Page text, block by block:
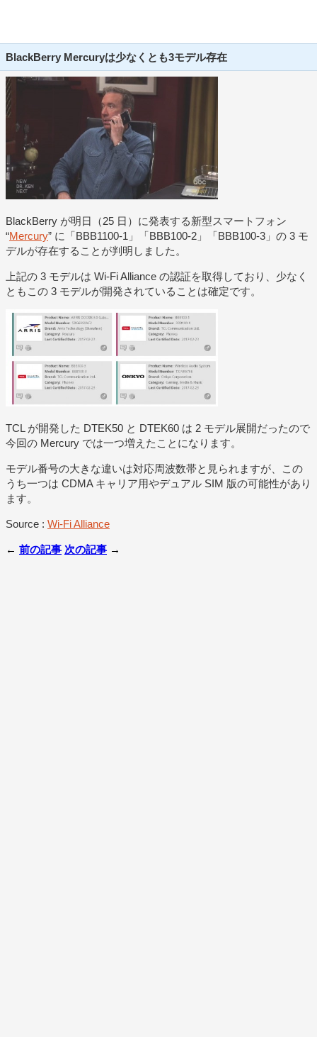
BlackBerry Mercuryは少なくとも3モデル存在
BlackBerry が明日（25 日）に発表する新型スマートフォン
“Mercury” に「BBB1100-1」「BBB100-2」「BBB100-3」の 3 モ
デルが存在することが判明しました。
上記の 3 モデルは Wi-Fi Alliance の認証を取得しており、少なく
ともこの 3 モデルが開発されていることは確定です。
TCL が開発した DTEK50 と DTEK60 は 2 モデル展開だったので
今回の Mercury では一つ増えたことになります。
モデル番号の大きな違いは対応周波数帯と見られますが、この
うち一つは CDMA キャリア用やデュアル SIM 版の可能性があり
ます。
Source : Wi-Fi Alliance
← 前の記事 次の記事 →